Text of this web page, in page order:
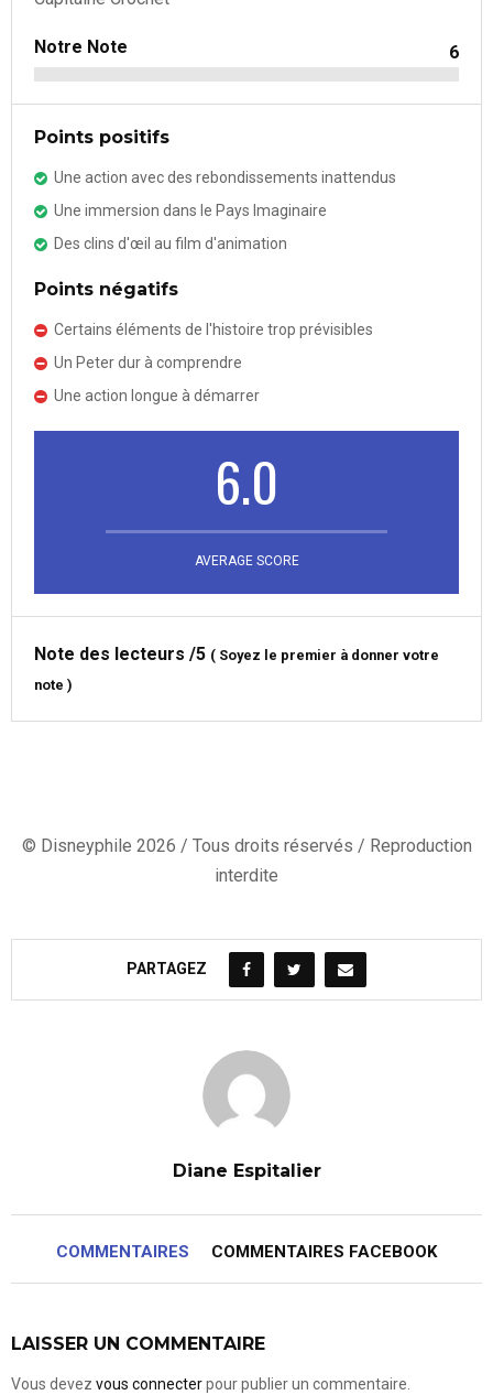
Notre Note 6
Points positifs
Une action avec des rebondissements inattendus
Une immersion dans le Pays Imaginaire
Des clins d'œil au film d'animation
Points négatifs
Certains éléments de l'histoire trop prévisibles
Un Peter dur à comprendre
Une action longue à démarrer
6.0
AVERAGE SCORE
Note des lecteurs /5 ( Soyez le premier à donner votre
note )
© Disneyphile 2026 / Tous droits réservés / Reproduction
interdite
PARTAGEZ
Diane Espitalier
COMMENTAIRES COMMENTAIRES FACEBOOK
LAISSER UN COMMENTAIRE
Vous devez vous connecterpour publier un commentaire.